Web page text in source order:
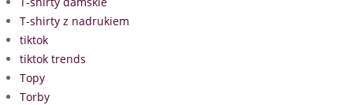
T-shirty z nadrukiem
tiktok
tiktok trends
Topy
Torby